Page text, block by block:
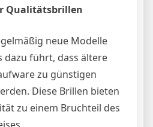
Qualitätsbrillen
neue Modelle
dazu führt, dass ältere
zu günstigen
Diese Brillen bieten
zu einem Bruchteil des